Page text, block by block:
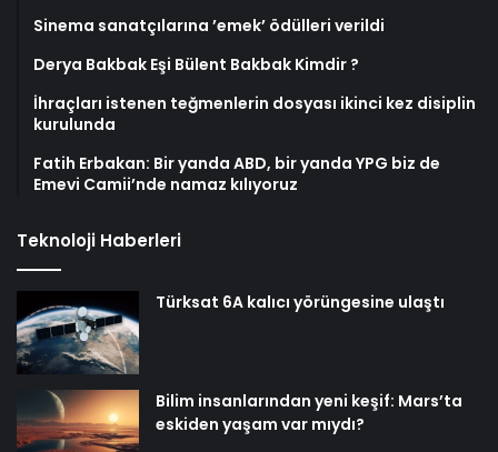
Sinema sanatçılarına ’emek’ ödülleri verildi
Derya Bakbak Eşi Bülent Bakbak Kimdir ?
İhraçları istenen teğmenlerin dosyası ikinci kez disiplin
kurulunda
Fatih Erbakan: Bir yanda ABD, bir yanda YPG biz de
Emevi Camii’nde namaz kılıyoruz
Teknoloji Haberleri
Türksat 6A kalıcı yörüngesine ulaştı
Bilim insanlarından yeni keşif: Mars’ta
eskiden yaşam var mıydı?